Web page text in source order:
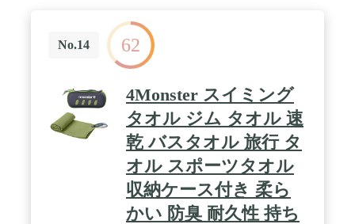
No.14 62
4Monster スイミング
タオル ジム タオル 速
乾 バスタオル 旅行 タ
オル スポーツタオル
収納ケース付き 柔ら
かい 防臭 耐久性 持ち